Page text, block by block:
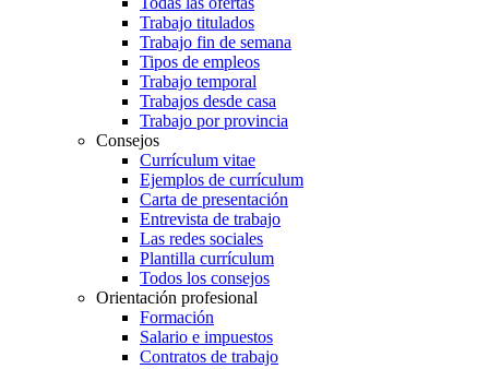
Trabajo titulados
Trabajo fin de semana
Tipos de empleos
Trabajo temporal
Trabajos desde casa
Trabajo por provincia
Consejos
Currículum vitae
Ejemplos de currículum
Carta de presentación
Entrevista de trabajo
Las redes sociales
Plantilla currículum
Todos los consejos
Orientación profesional
Formación
Salario e impuestos
Contratos de trabajo